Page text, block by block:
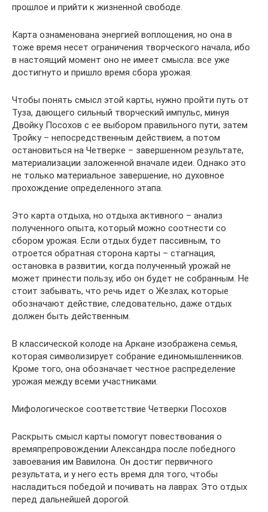
прошлое и прийти к жизненной свободе.
Карта ознаменована энергией воплощения, но она в
тоже время несет ограничения творческого начала, ибо
в настоящий момент оно не имеет смысла: все уже
достигнуто и пришло время сбора урожая.
Чтобы понять смысл этой карты, нужно пройти путь от
Туза, дающего сильный творческий импульс, минуя
Двойку Посохов с ее выбором правильного пути, затем
Тройку – непосредственным действием, а потом
остановиться на Четверке – завершенном результате,
материализации заложенной вначале идеи. Однако это
не только материальное завершение, но духовное
прохождение определенного этапа.
Это карта отдыха, но отдыха активного – анализ
полученного опыта, который можно соотнести со
сбором урожая. Если отдых будет пассивным, то
отроется обратная сторона карты – стагнация,
остановка в развитии, когда полученный урожай не
может принести пользу, ибо он будет не собранным. Не
стоит забывать, что речь идет о Жезлах, которые
обозначают действие, следовательно, даже отдых
должен быть действенным.
В классической колоде на Аркане изображена семья,
которая символизирует собрание единомышленников.
Кроме того, она обозначает честное распределение
урожая между всеми участниками.
Мифологическое соответствие Четверки Посохов
Раскрыть смысл карты помогут повествования о
времяпрепровождении Александра после победного
завоевания им Вавилона. Он достиг первичного
результата, и у него есть время для того, чтобы
насладиться победой и почивать на лаврах. Это отдых
перед дальнейшей дорогой.